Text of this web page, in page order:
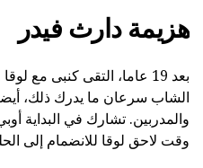
هزيمة دارث فيدر
بعد 19 عاما، التقى كنبى
الشاب سرعان ما يدرك ذلك،
والمدربين. تشارك في البداية
وقت لاحق لوقا للانضمام إلى